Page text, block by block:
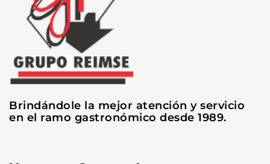
Brindándole la mejor atención y servicio
en el ramo gastronómico desde 1989.